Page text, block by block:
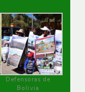
Defensoras de
Bolivia